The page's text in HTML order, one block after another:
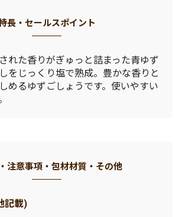
長・セールスポイント
れた香りがぎゅっと詰まった青ゆず
をじっくり塩で熟成。豊かな香りと
めるゆずごしょうです。使いやすい
注意事項・包材材質・その他
記載)